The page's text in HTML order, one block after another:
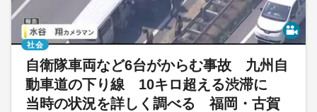
自衛隊車両など6台がからむ事故 九州自
動車道の下り線 10キロ超える渋滞に
当時の状況を詳しく調べる 福岡・古賀
社会